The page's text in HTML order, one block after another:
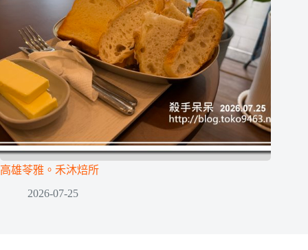
高雄苓雅。禾沐焙所
2026-07-25